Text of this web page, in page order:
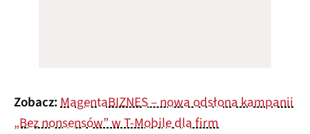
Zobacz:MagentaBIZNES – nowa odsłona kampanii
„Bez nonsensów” w T-Mobile dla firm